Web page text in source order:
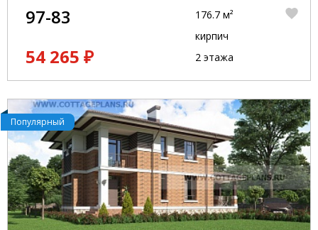
97-83
54 265 ₽
176.7 м²
кирпич
2 этажа
Популярный